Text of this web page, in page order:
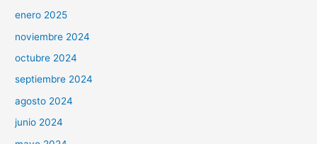
enero 2025
noviembre 2024
octubre 2024
septiembre 2024
agosto 2024
junio 2024